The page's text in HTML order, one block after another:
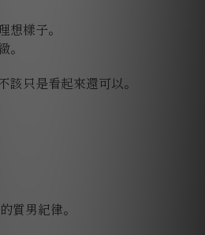
想樣子。
該只是看起來還可以。
質男紀律。